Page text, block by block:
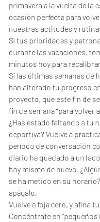
primavera a la vuelta de la
ocasión perfecta para
nuestras actitudes y
Si tus prioridades y
durante las vacaciones,
minutos hoy para
Si las últimas semanas de
han alterado tu progreso
proyecto, que este fin de
fin de semana “para volver
¿Has estado faltando a tu
deportiva? Vuelve a
período de conversación
diario ha quedado a un
hoy mismo de nuevo.
se ha metido en su
apágalo.
Vuelve a foja cero, y afina
Concéntrate en "pequeños